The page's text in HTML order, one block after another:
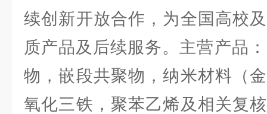
续创新开放合作，为全国高校
质产品及后续服务。主营产品
物，嵌段共聚物，纳米材料（
氧化三铁，聚苯乙烯及相关复